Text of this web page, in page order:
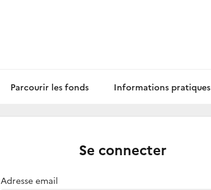
Parcourir les fonds Informations pratiques
Se connecter
Adresse email